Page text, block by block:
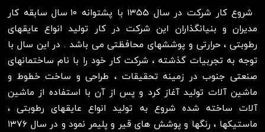
شروع کار شرکت در سال ۱۳۵۵ با پشتوانه ۱۰ سال سابقه کار
مدیران و بنیانگذاران این شرکت در کار تولید انواع عایقهای
رطوبتی ، حرارتی و پوششهای محافظتی می باشد . در این سال با
توجه به تجربیات گذشته ، شرکت کار خود را با نام ساختمانهای
صنعتی جنوب در زمینه تحقیقات ، طراحی و ساخت خطوط و
ماشین آلات تولید آغاز کرد و پس از آن با استفاده از ماشین
آلات ساخته شده شروع به تولید انواع عایقهای رطوبتی ،
ماستیکها ، رنگها و پوشش های قیر و پلیمر نمود و در سال ۱۳۷۶